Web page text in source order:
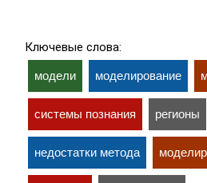
Ключевые слова:
модели моделирование
системы познания регионы
недостатки метода